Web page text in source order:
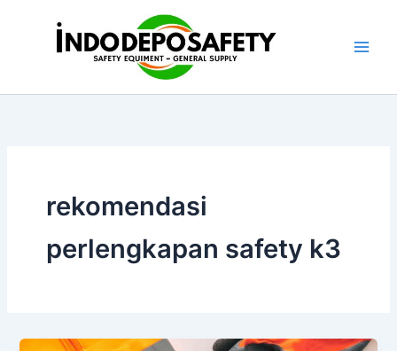
rekomendasi
perlengkapan safety k3